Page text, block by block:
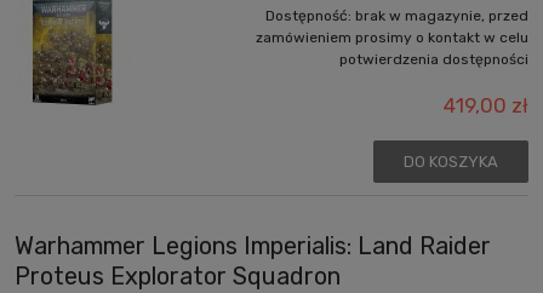
Dostępność: brak w magazynie, przed
zamówieniem prosimy o kontakt w celu
potwierdzenia dostępności
419,00 zł
DO KOSZYKA
Warhammer Legions Imperialis: Land Raider
Proteus Explorator Squadron